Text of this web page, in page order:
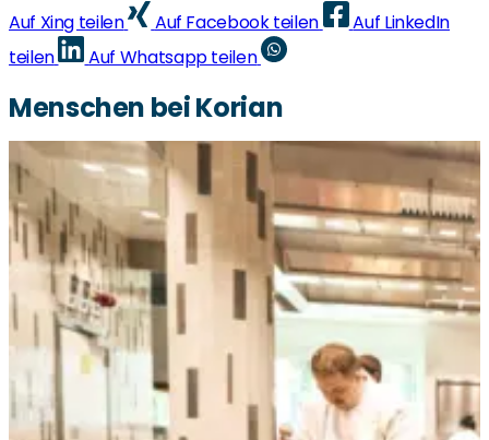
Auf Xing teilen Auf Facebook teilen
Auf LinkedIn
teilen
Auf Whatsapp teilen
Menschen bei Korian